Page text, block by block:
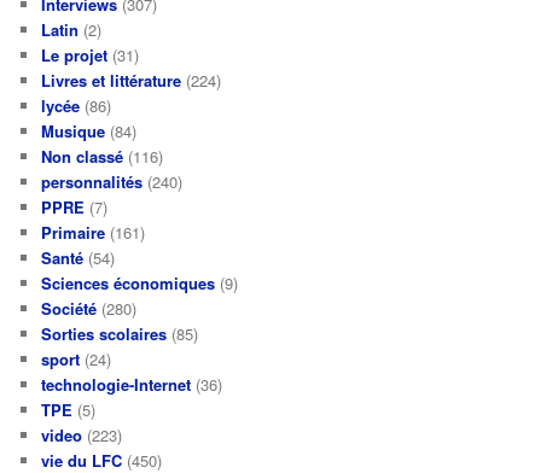
Latin (2)
Le projet (31)
Livres et littérature (224)
lycée (86)
Musique (84)
Non classé (116)
personnalités (240)
PPRE (7)
Primaire (161)
Santé (54)
Sciences économiques (9)
Société (280)
Sorties scolaires (85)
sport (24)
technologie-Internet (36)
TPE (5)
video (223)
vie du LFC (450)